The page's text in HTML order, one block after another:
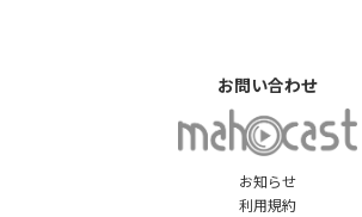
お知らせ
利用規約
お問い合わせ